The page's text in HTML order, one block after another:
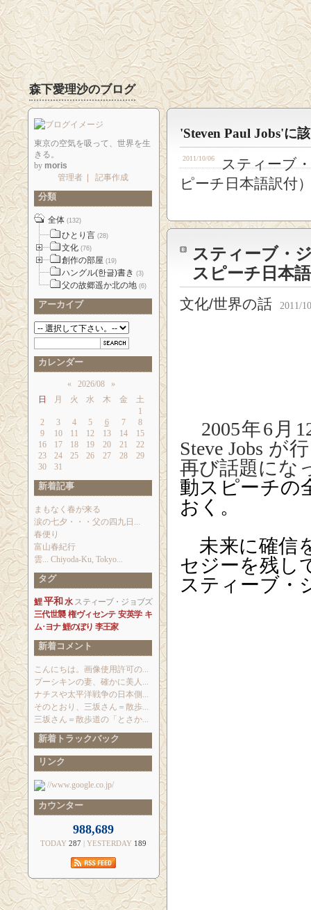
森下愛理沙のブログ
'Steven Paul Jobs'に
2011/10/06
スティーブ
ピーチ日本語訳付
スティーブ・
スピーチ日本
文化/世界の話 2011/
2005年6月
Steve Jobs が
再び話題にな
動スピーチの
おく。
未来に確信
セジーを残し
スティーブ・
東京の空気を吸って、世界を生
きる。
by moris
管理者
記事作成
分類
全体 (132)
ひとり言 (28)
文化 (76)
創作の部屋 (19)
ハングル(한글)書き (3)
父の故郷遥か北の地 (6)
アーカイブ
カレンダー
« 2026/08
»
日
月 火 水 木 金
土
1
2
3 4 5 6 7
8
9
10 11 12 13 14
15
16
17 18 19 20 21
22
23
24 25 26 27 28
29
30
31
新着記事
まもなく春が来る
涙の七夕・・・父の四九日...
春便り
富山春紀行
雲... Chiyoda-Ku, Tokyo...
タグ
鯉 平和 水 スティーブ・ジョブズ
三代世襲 権ヴィセンテ 安英学 キ
ム･ヨナ 鯉のぼり 李王家
新着コメント
こんにちは。画像使用許可の...
プーシキンの妻、確かに美人...
ナチスや太平洋戦争の日本側...
そのとおり、三坂さん＝散歩...
三坂さん＝散歩道の「とさか...
新着トラックバック
リンク
//www.google.co.jp/
カウンター
988,689
TODAY 287| YESTERDAY 189